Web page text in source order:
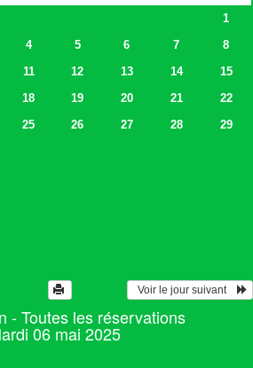
1
4 5 6 7
8
11 12 13 14
15
18 19 20 21
22
25 26 27 28
29
  Voir le jour suivant
- Toutes les réservations
06 mai 2025